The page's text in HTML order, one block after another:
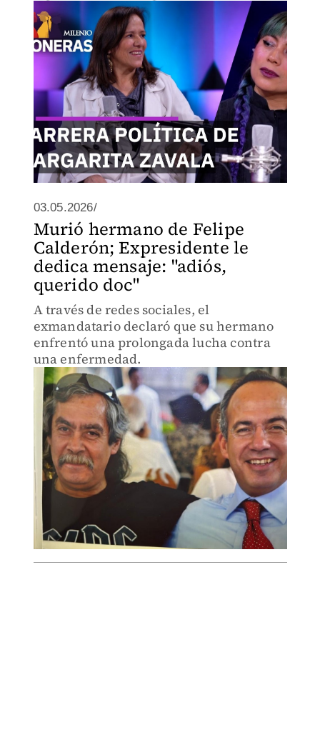
historia que expone la lucha de madres
políticas por ser vistas como personas,
no solo como madres.
03.05.2026/
Murió hermano de Felipe
Calderón; Expresidente le
dedica mensaje: "adiós,
querido doc"
A través de redes sociales, el
exmandatario declaró que su hermano
enfrentó una prolongada lucha contra
una enfermedad.